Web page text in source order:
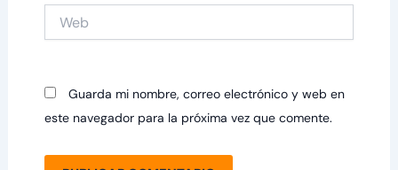
Guarda mi nombre, correo electrónico y web en
este navegador para la próxima vez que comente.